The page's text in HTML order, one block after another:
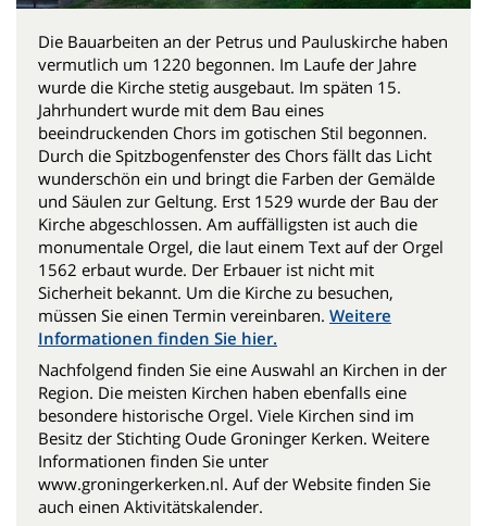
Die Bauarbeiten an der Petrus und Pauluskirche haben
vermutlich um 1220 begonnen. Im Laufe der Jahre
wurde die Kirche stetig ausgebaut. Im späten 15.
Jahrhundert wurde mit dem Bau eines
beeindruckenden Chors im gotischen Stil begonnen.
Durch die Spitzbogenfenster des Chors fällt das Licht
wunderschön ein und bringt die Farben der Gemälde
und Säulen zur Geltung. Erst 1529 wurde der Bau der
Kirche abgeschlossen. Am auffälligsten ist auch die
monumentale Orgel, die laut einem Text auf der Orgel
1562 erbaut wurde. Der Erbauer ist nicht mit
Sicherheit bekannt. Um die Kirche zu besuchen,
müssen Sie einen Termin vereinbaren. Weitere
Informationen finden Sie hier.
Nachfolgend finden Sie eine Auswahl an Kirchen in der
Region. Die meisten Kirchen haben ebenfalls eine
besondere historische Orgel. Viele Kirchen sind im
Besitz der Stichting Oude Groninger Kerken. Weitere
Informationen finden Sie unter
www.groningerkerken.nl. Auf der Website finden Sie
auch einen Aktivitätskalender.